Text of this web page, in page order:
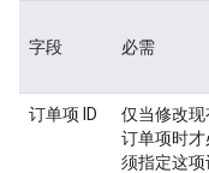
字段 必需
订单项 ID
仅当修改现
订单项时才
须指定这项